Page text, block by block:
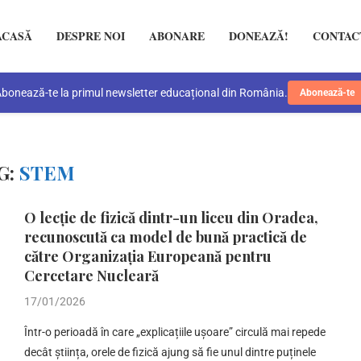
DESPRE NOI ABONARE DONEAZĂ!
te la primul newsletter educațional din România. Abonează-te
STEM
O lecție de fizică dintr-un liceu din Oradea,
recunoscută ca model de bună practică de
către Organizația Europeană pentru
Cercetare Nucleară
17/01/2026
Într-o perioadă în care „explicațiile ușoare” circulă mai repede
decât știința, orele de fizică ajung să fie unul dintre puținele